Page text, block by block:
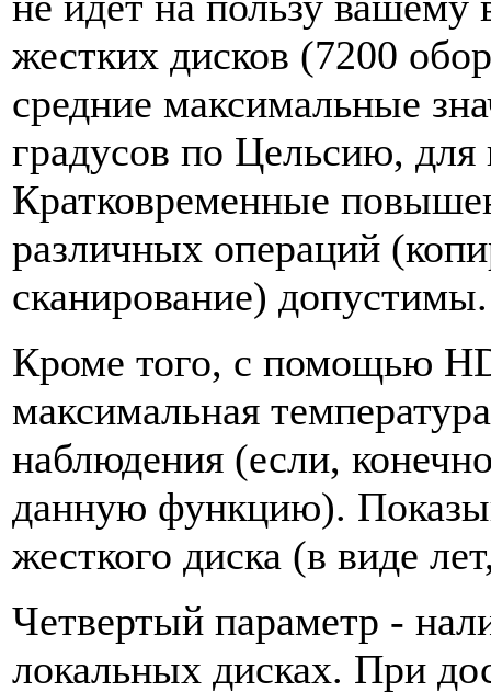
жестких дисков (7200
средние максимальные
градусов по Цельсию,
Кратковременные
различных операций
сканирование) допустимы.
Кроме того, с помощью
максимальная
наблюдения (если,
данную функцию).
жесткого диска (в виде
Четвертый параметр -
локальных дисках. При